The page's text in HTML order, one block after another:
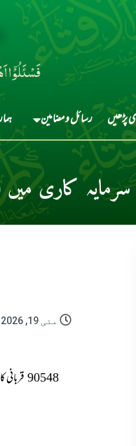
فَسْئَلُوْٓا
پڑھیں رسائل و مضامین
سرمایہ کاری میں
مئی 19, 2026
90548قربانی